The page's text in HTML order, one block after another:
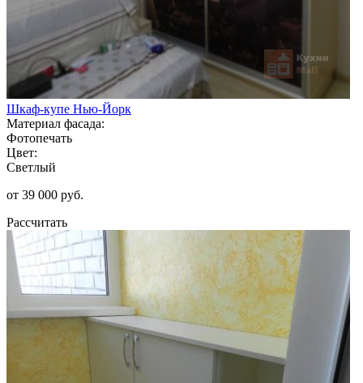
Шкаф-купе Нью-Йорк
Материал фасада:
Фотопечать
Цвет:
Светлый
от 39 000 руб.
Рассчитать